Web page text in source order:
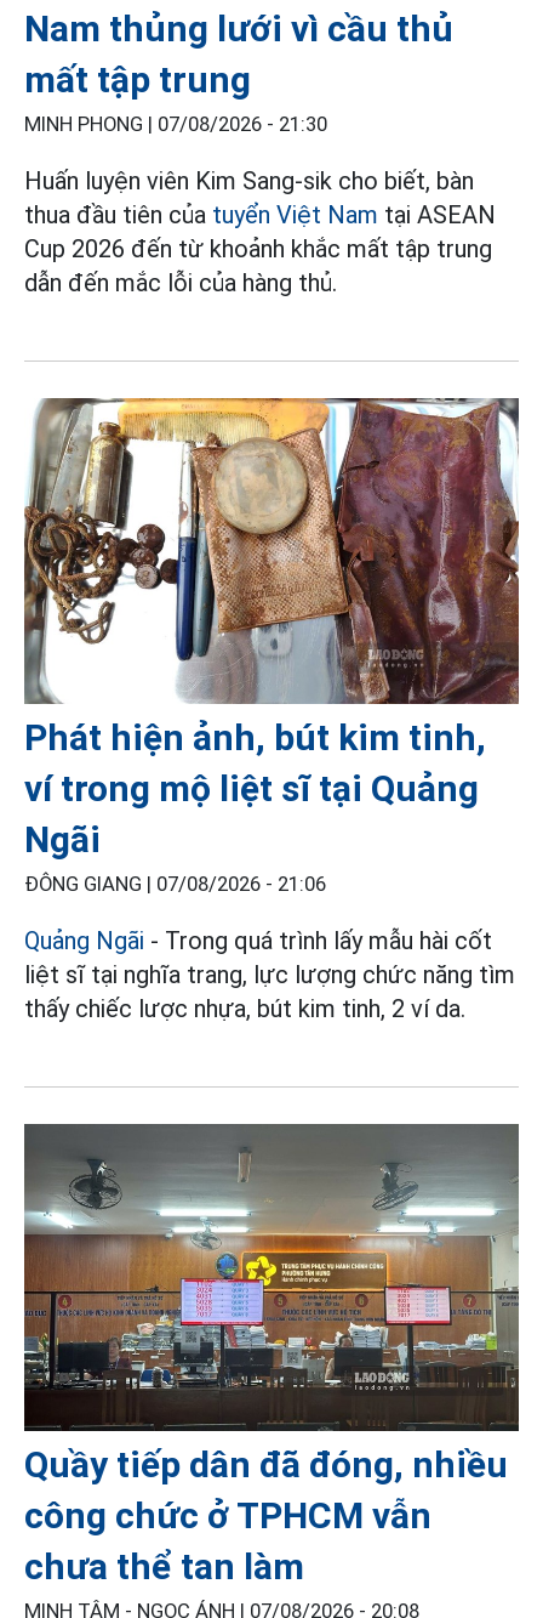
Nam thủng lưới vì cầu thủ
mất tập trung
MINH PHONG | 07/08/2026 - 21:30
Huấn luyện viên Kim Sang-sik cho biết, bàn
thua đầu tiên của tuyển Việt Nam tại ASEAN
Cup 2026 đến từ khoảnh khắc mất tập trung
dẫn đến mắc lỗi của hàng thủ.
Phát hiện ảnh, bút kim tinh,
ví trong mộ liệt sĩ tại Quảng
Ngãi
ĐÔNG GIANG | 07/08/2026 - 21:06
Quảng Ngãi - Trong quá trình lấy mẫu hài cốt
liệt sĩ tại nghĩa trang, lực lượng chức năng tìm
thấy chiếc lược nhựa, bút kim tinh, 2 ví da.
Quầy tiếp dân đã đóng, nhiều
công chức ở TPHCM vẫn
chưa thể tan làm
MINH TÂM - NGỌC ÁNH | 07/08/2026 - 20:08